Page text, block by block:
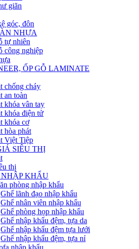
giãn
góc, đôn
NHỰA
tự nhiên
công nghiệp
ỐP GỖ LAMINATE
chống cháy
an toàn
khóa vân tay
khóa điện tử
khóa cơ
hòa phát
Việt Tiệp
SIÊU THỊ
thị
KHẨU
phòng nhập khẩu
Ghế lãnh đạo nhập khẩu
Ghế nhân viên nhập khẩu
Ghế phòng họp nhập khẩu
Ghế nhập khẩu đệm, tựa da
Ghế nhập khẩu đệm tựa lưới
Ghế nhập khẩu đệm, tựa nỉ